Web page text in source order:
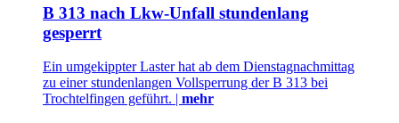
B 313 nach Lkw-Unfall stundenlang
gesperrt
Ein umgekippter Laster hat ab dem Dienstagnachmittag
zu einer stundenlangen Vollsperrung der B 313 bei
Trochtelfingen geführt. | mehr